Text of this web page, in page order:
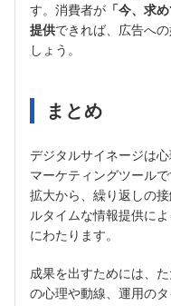
す。消費者が 「今、求
提供できれば、広告へ
しょう。
まとめ
デジタルサイネージは
マーケティングツール
拡大から、繰り返しの
ルタイムな情報提供に
にわたります。
成果を出すためには、
の心理や動線、運用の